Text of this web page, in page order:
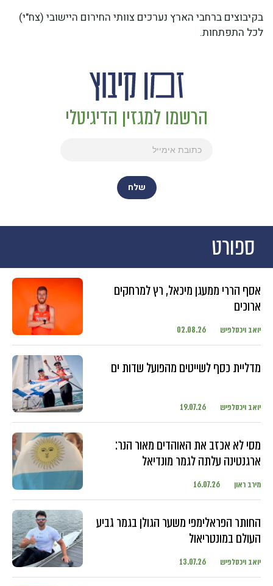
בקיבוצים ברחבי הארץ נערכים צוותי החירום היישובי (צח"י)
לכל התפתחות.
הרשמו למגזין הדיגיטלי
ספורט
אסף הררי ממעגן מיכאל, רץ למרחקים
ארוכים
יואב ויכסלפיש 02.08.26
מדליית כסף לשייטים מהפועל שדות ים
יואב ויכסלפיש 19.07.26
מסי לא אכזב את האוהדים מאור הנר:
ארגנטינה עלתה לגמר מונדיאל
מירב ראון 16.07.26
החותר הפראלימפי משער הגולן בגמר גביע
העולם במונטריאול
יואב ויכסלפיש 13.07.26